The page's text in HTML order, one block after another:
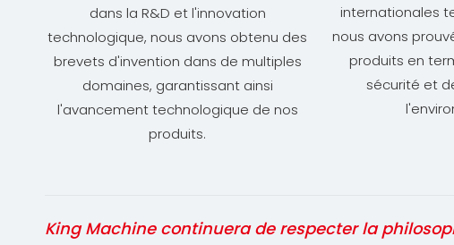
dans la R&D et l'innovation
technologique, nous avons obtenu des
brevets d'invention dans de multiples
domaines, garantissant ainsi
l'avancement technologique de nos
produits.
internationales
nous avons
produits en
sécurité et
King Machine continuera de respecter la